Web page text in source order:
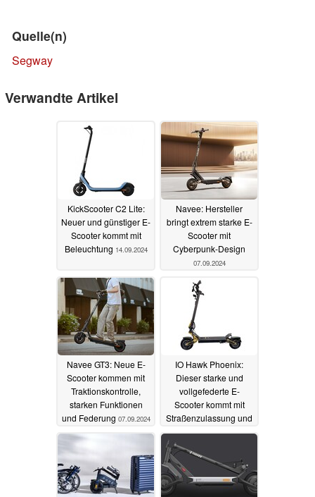
Quelle(n)
Segway
Verwandte Artikel
KickScooter C2 Lite:
Neuer und günstiger E-
Scooter kommt mit
Beleuchtung 14.09.2024
Navee: Hersteller
bringt extrem starke E-
Scooter mit
Cyberpunk-Design
07.09.2024
Navee GT3: Neue E-
Scooter kommen mit
Traktionskontrolle,
starken Funktionen
und Federung 07.09.2024
IO Hawk Phoenix:
Dieser starke und
vollgefederte E-
Scooter kommt mit
Straßenzulassung und
zwei Motoren04.08.2024